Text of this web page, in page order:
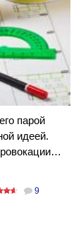
парой
идеей.
9